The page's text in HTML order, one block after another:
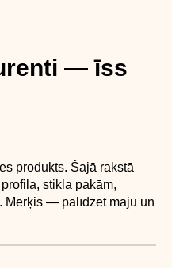
— īss
produkts. Šajā rakstā
stikla pakām,
Mērķis — palīdzēt māju un